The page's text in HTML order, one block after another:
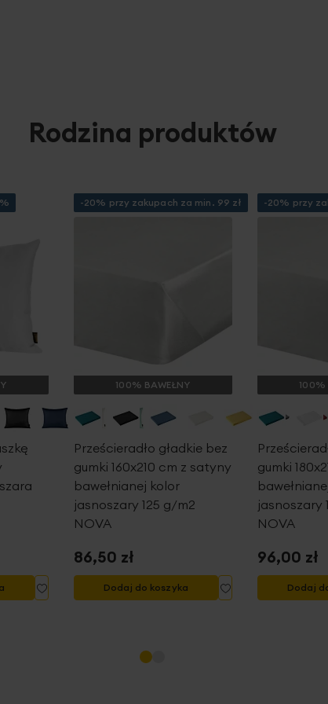
Rodzina produktów
do
-20% przy zakupach za min. 99 zł
100% BAWEŁNY
Prześcieradło gładkie bez
gumki 160x210 cm z satyny
bawełnianej kolor
jasnoszary 125 g/m2
NOVA
86,50 zł
Dodaj do koszyka
do
-20% przy
100%
gumki
jasnoszary
NOVA
96,00 zł
Dodaj